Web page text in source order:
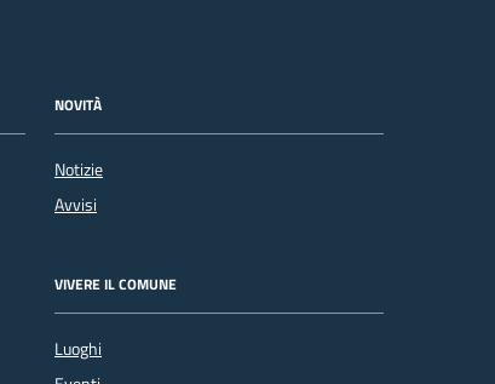
NOVITÀ
Notizie
Avvisi
VIVERE IL COMUNE
Luoghi